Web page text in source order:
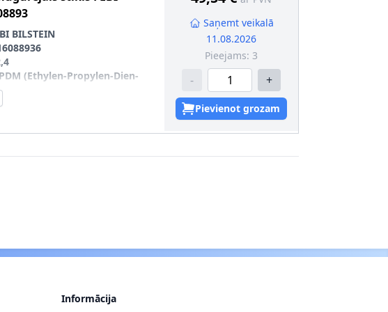
BILSTEIN
(Ethylen-Propylen-Dien-
Saņemt veikalā
11.08.2026
Pieejams: 3
- +
Pievienot grozam
Informācija